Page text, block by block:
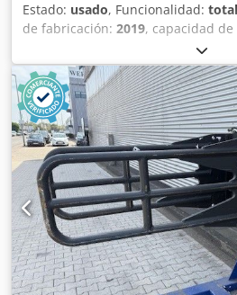
Estado: usado, Funcionalidad:
de fabricación: 2019, capacidad de
para espuma Centro de carga:
= 1.000 - 2.500 kg Estado: Listo
funcional Codpsyz E Sbjfx Amksrf
Descripción: Año 2019 ISO 2A (41
1000 mm Rango de apertura 800-
desplazamiento lateral 1350 mm
OS1973